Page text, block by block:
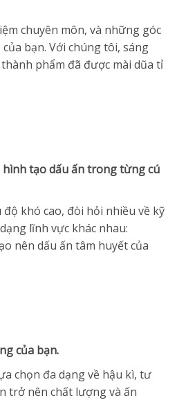
chuyên môn, và những góc
bạn. Với chúng tôi, sáng
phẩm đã được mài dũa tỉ
tạo dấu ấn trong từng cú
khó cao, đòi hỏi nhiều về kỹ
lĩnh vực khác nhau:
nên dấu ấn tâm huyết của
của bạn.
chọn đa dạng về hậu kì, tư
trở nên chất lượng và ấn